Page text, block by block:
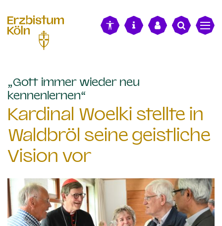
„Gott immer wieder neu
kennenlernen“
Kardinal Woelki stellte in
Waldbröl seine geistliche
Vision vor